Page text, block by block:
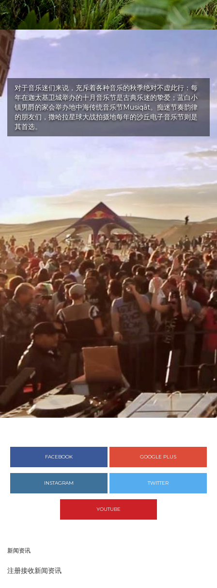
对于音乐迷们来说，充斥着各种音乐的秋季绝对不虚此行：每
年在迦太基卫城举办的十月音乐节是古典乐迷的挚爱；蓝白小
镇男爵的家会举办地中海传统音乐节Musiqât。痴迷节奏韵律
的朋友们，撒哈拉星球大战拍摄地每年的沙丘电子音乐节则是
其首选。
FACEBOOK GOOGLE PLUS
INSTAGRAM TWITTER
YOUTUBE
新闻资讯
注册接收新闻资讯